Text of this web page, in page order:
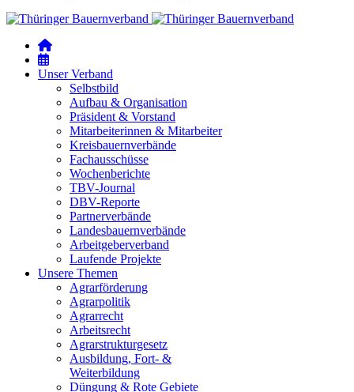
Unser Verband
Selbstbild
Aufbau & Organisation
Präsident & Vorstand
Mitarbeiterinnen & Mitarbeiter
Kreisbauernverbände
Fachausschüsse
Wochenberichte
TBV-Journal
DBV-Reporte
Partnerverbände
Landesbauernverbände
Arbeitgeberverband
Laufende Projekte
Unsere Themen
Agrarförderung
Agrarpolitik
Agrarrecht
Arbeitsrecht
Agrarstrukturgesetz
Ausbildung, Fort- &
Weiterbildung
Düngung & Rote Gebiete